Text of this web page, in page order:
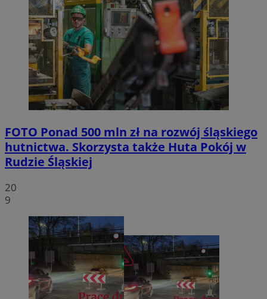
FOTO Ponad 500 mln zł na rozwój śląskiego
hutnictwa. Skorzysta także Huta Pokój w
Rudzie Śląskiej
20
9